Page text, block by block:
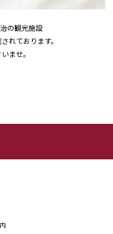
の観光施設
れております。
ませ。